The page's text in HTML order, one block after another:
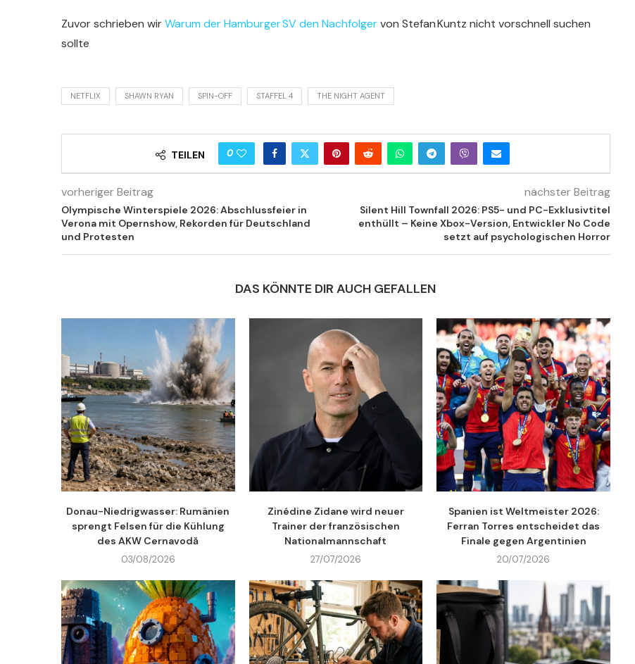
Zuvor schrieben wirWarum der Hamburger SV den Nachfolgervon Stefan Kuntz nicht vorschnell suchen
sollte
NETFLIX SHAWN RYAN SPIN-OFF STAFFEL 4 THE NIGHT AGENT
TEILEN 0
vorheriger Beitrag
Olympische Winterspiele 2026: Abschlussfeier in
Verona mit Opernshow, Rekorden für Deutschland
und Protesten
nächster Beitrag
Silent Hill Townfall 2026: PS5- und PC-Exklusivtitel
enthüllt – Keine Xbox-Version, Entwickler No Code
setzt auf psychologischen Horror
DAS KÖNNTE DIR AUCH GEFALLEN
Donau-Niedrigwasser: Rumänien
sprengt Felsen für die Kühlung
des AKW Cernavodă
03/08/2026
Zinédine Zidane wird neuer
Trainer der französischen
Nationalmannschaft
27/07/2026
Spanien ist Weltmeister 2026:
Ferran Torres entscheidet das
Finale gegen Argentinien
20/07/2026